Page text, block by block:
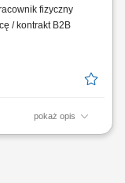
fizyczny
/ kontrakt B2B
pokaż opis
wykonania spoin